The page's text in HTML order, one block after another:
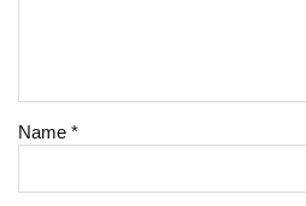
Name*